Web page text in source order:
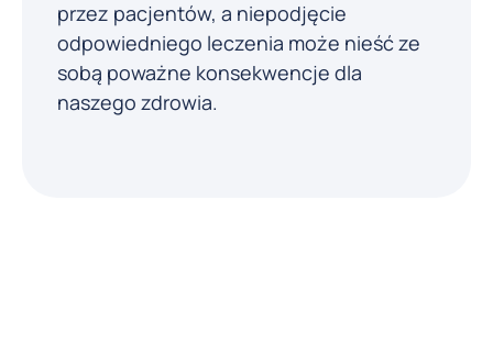
przez pacjentów, a niepodjęcie
odpowiedniego leczenia może nieść ze
sobą poważne konsekwencje dla
naszego zdrowia.